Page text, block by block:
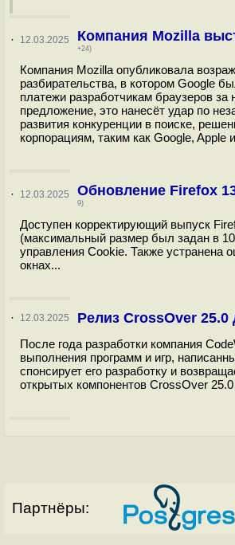
· 12.03.2025 Компания Mozilla
+24)
Компания Mozilla опубликовала
разбирательства, в котором Google
платежи разработчикам браузеров
предложение, это нанесёт удар по
развития конкуренции в поиске,
корпорациям, таким как Google, Apple
· 12.03.2025 Обновление Firefox
9)
Доступен корректирующий выпуск
(максимальный размер был задан в
управления Cookie. Также устранена
окнах...
· 12.03.2025 Релиз CrossOver
После года разработки компания
выполнения программ и игр,
спонсирует его разработку и
открытых компонентов CrossOver
Партнёры: